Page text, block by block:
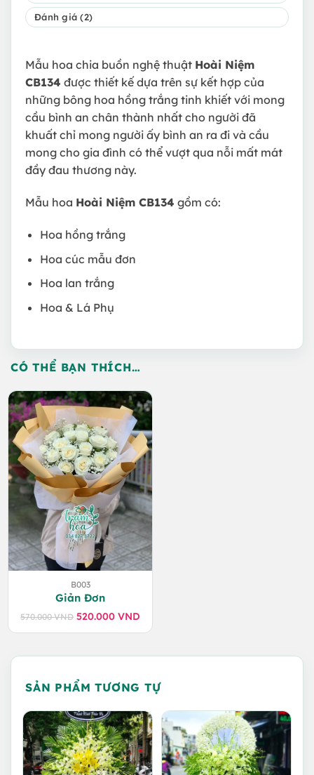
Đánh giá (2)
Mẫu hoa chia buồn nghệ thuật Hoài Niệm
CB134 được thiết kế dựa trên sự kết hợp của
những bông hoa hồng trắng tinh khiết với mong
cầu bình an chân thành nhất cho người đã
khuất chỉ mong người ấy bình an ra đi và cầu
mong cho gia đình có thể vượt qua nỗi mất mát
đầy đau thương này.
Mẫu hoa Hoài Niệm CB134 gồm có:
Hoa hồng trắng
Hoa cúc mẫu đơn
Hoa lan trắng
Hoa & Lá Phụ
CÓ THỂ BẠN THÍCH…
B003
Giản Đơn
570.000VND Giá
gốc
570.000 VND.
520.000 VND
Giá
hiện
là:
SẢN PHẨM TƯƠNG TỰ